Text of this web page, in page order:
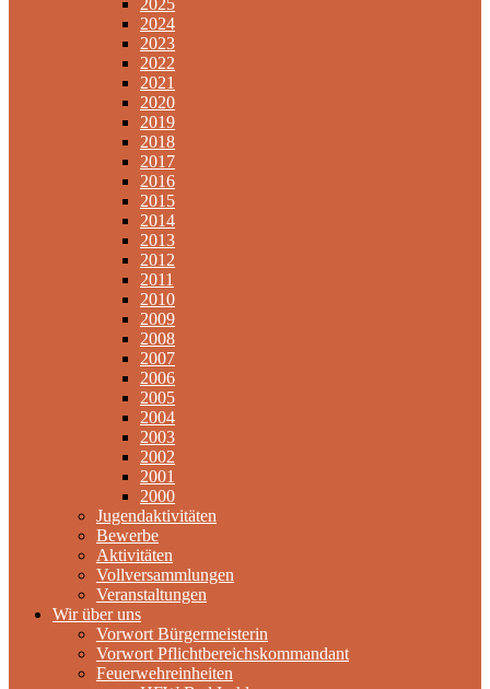
2025
2024
2023
2022
2021
2020
2019
2018
2017
2016
2015
2014
2013
2012
2011
2010
2009
2008
2007
2006
2005
2004
2003
2002
2001
2000
Jugendaktivitäten
Bewerbe
Aktivitäten
Vollversammlungen
Veranstaltungen
Wir über uns
Vorwort Bürgermeisterin
Vorwort Pflichtbereichskommandant
Feuerwehreinheiten